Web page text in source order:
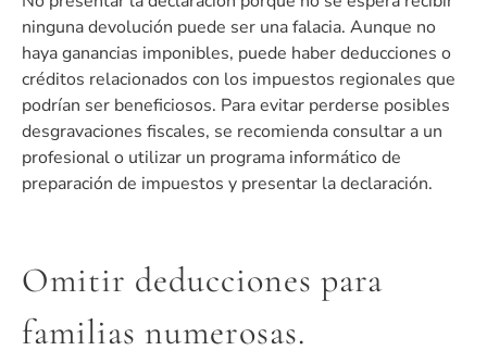
ninguna devolución puede ser una falacia. Aunque no
haya ganancias imponibles, puede haber deducciones o
créditos relacionados con los impuestos regionales que
podrían ser beneficiosos. Para evitar perderse posibles
desgravaciones fiscales, se recomienda consultar a un
profesional o utilizar un programa informático de
preparación de impuestos y presentar la declaración.
Omitir deducciones para
familias numerosas.